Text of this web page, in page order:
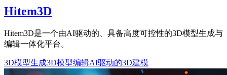
Hitem3D
Hitem3D是一个由AI驱动的、具备高度可控性的3D模型生成与
编辑一体化平台。
3D模型生成3D模型编辑AI驱动的3D建模